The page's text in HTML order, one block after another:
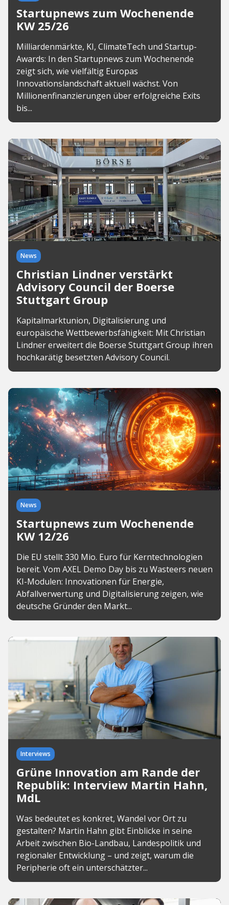
Startupnews zum Wochenende
KW 25/26
Milliardenmärkte, KI, ClimateTech und Startup-
Awards: In den Startupnews zum Wochenende
zeigt sich, wie vielfältig Europas
Innovationslandschaft aktuell wächst. Von
Millionenfinanzierungen über erfolgreiche Exits
bis...
News
Christian Lindner verstärkt
Advisory Council der Boerse
Stuttgart Group
Kapitalmarktunion, Digitalisierung und
europäische Wettbewerbsfähigkeit: Mit Christian
Lindner erweitert die Boerse Stuttgart Group ihren
hochkarätig besetzten Advisory Council.
News
Startupnews zum Wochenende
KW 12/26
Die EU stellt 330 Mio. Euro für Kerntechnologien
bereit. Vom AXEL Demo Day bis zu Wasteers neuen
KI-Modulen: Innovationen für Energie,
Abfallverwertung und Digitalisierung zeigen, wie
deutsche Gründer den Markt...
Interviews
Grüne Innovation am Rande der
Republik: Interview Martin Hahn,
MdL
Was bedeutet es konkret, Wandel vor Ort zu
gestalten? Martin Hahn gibt Einblicke in seine
Arbeit zwischen Bio-Landbau, Landespolitik und
regionaler Entwicklung – und zeigt, warum die
Peripherie oft ein unterschätzter...